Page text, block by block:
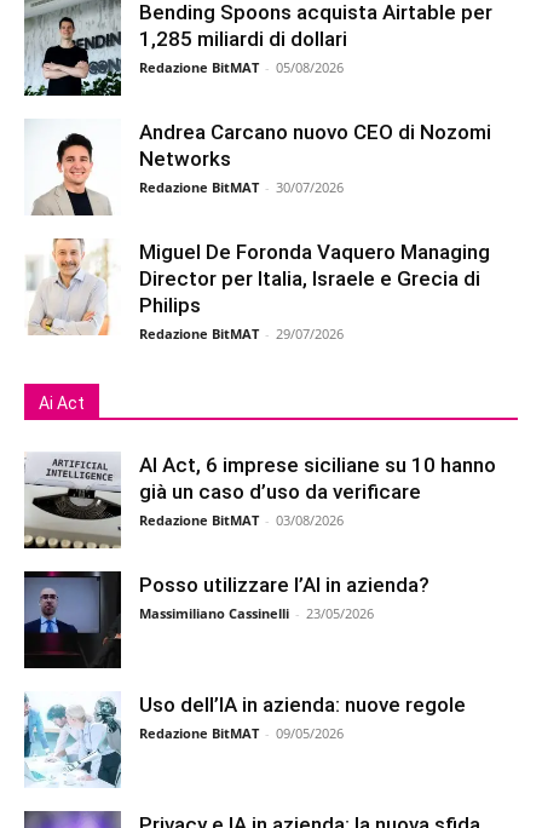
Bending Spoons acquista Airtable per
1,285 miliardi di dollari
Redazione BitMAT - 05/08/2026
Andrea Carcano nuovo CEO di Nozomi
Networks
Redazione BitMAT - 30/07/2026
Miguel De Foronda Vaquero Managing
Director per Italia, Israele e Grecia di
Philips
Redazione BitMAT - 29/07/2026
Ai Act
AI Act, 6 imprese siciliane su 10 hanno
già un caso d’uso da verificare
Redazione BitMAT - 03/08/2026
Posso utilizzare l’AI in azienda?
Massimiliano Cassinelli - 23/05/2026
Uso dell’IA in azienda: nuove regole
Redazione BitMAT - 09/05/2026